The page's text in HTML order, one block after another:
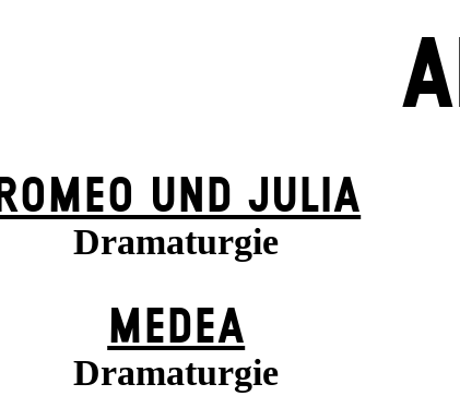
ROMEO UND JULIA
Dramaturgie
MEDEA
Dramaturgie